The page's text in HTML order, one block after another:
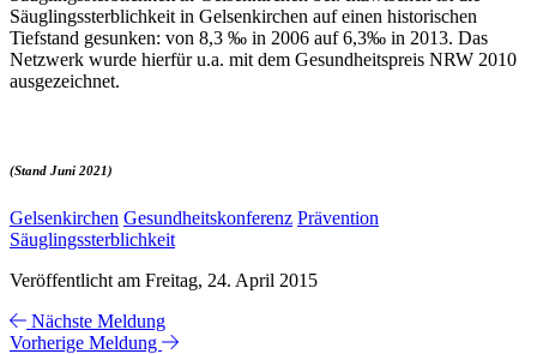
Säuglingssterblichkeit in Gelsenkirchen auf einen historischen
Tiefstand gesunken: von 8,3 ‰ in 2006 auf 6,3‰ in 2013. Das
Netzwerk wurde hierfür u.a. mit dem Gesundheitspreis NRW 2010
ausgezeichnet.
(Stand Juni 2021)
Gelsenkirchen Gesundheitskonferenz Prävention
Säuglingssterblichkeit
Veröffentlicht am Freitag, 24. April 2015
Nächste Meldung
Vorherige Meldung